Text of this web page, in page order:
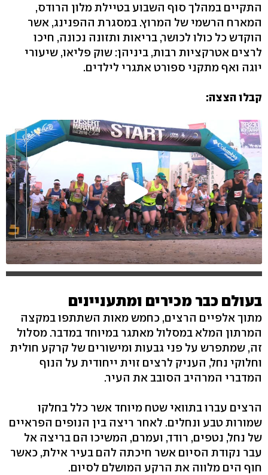
התקיים במהלך סוף השבוע בטיילת מלון הרודס,
המארח הרשמי של המרוץ. במסגרת ההפנינג, אשר
הוקדש כל כולו לכושר, בריאות ותזונה נכונה, חיכו
לרצים אטרקציות רבות, ביניהן: שוק פליאו, שיעורי
יוגה ואף מתקני ספורט אתגרי לילדים.
קבלו הצצה:
בעולם כבר מכירים ומתעניינים
מתוך אלפיים הרצים, כחמש מאות השתתפו במקצה
המרתון המלא במסלול מאתגר במיוחד במדבר. מסלול
זה, שמתפרש על פני גבעות ומישורים של קרקע חולית
וחלוקי נחל, העניק לרצים זוית ייחודית על הנוף
המדברי המרהיב הסובב את העיר.
הרצים עברו בתוואי שטח מיוחד אשר כלל בחלקו
שמורות טבע ונחלים. לאחר ריצה בין הנופים הפראיים
של נחל, נטפים, רודד, ועמרם, המשיכו הם בריצה אל
עבר נקודת הסיום אשר חיכתה להם בעיר אילת, כאשר
חוף הים מלווה את הרקע המושלם לסיום.